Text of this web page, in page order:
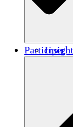
Participer